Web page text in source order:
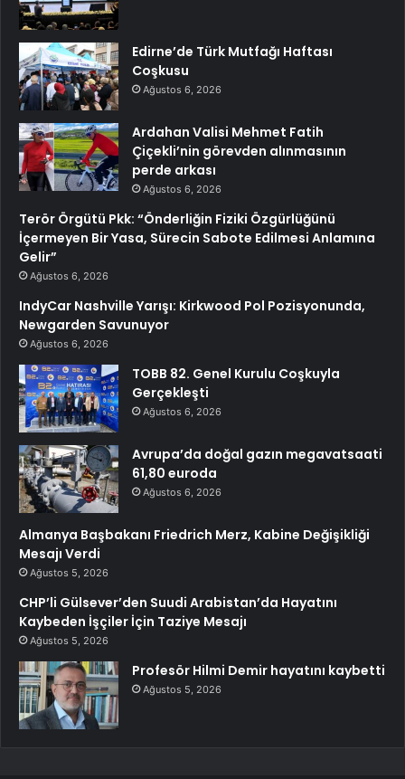
Edirne’de Türk Mutfağı Haftası
Coşkusu
Ağustos 6, 2026
Ardahan Valisi Mehmet Fatih
Çiçekli’nin görevden alınmasının
perde arkası
Ağustos 6, 2026
Terör Örgütü Pkk: “Önderliğin Fiziki Özgürlüğünü
İçermeyen Bir Yasa, Sürecin Sabote Edilmesi Anlamına
Gelir”
Ağustos 6, 2026
IndyCar Nashville Yarışı: Kirkwood Pol Pozisyonunda,
Newgarden Savunuyor
Ağustos 6, 2026
TOBB 82. Genel Kurulu Coşkuyla
Gerçekleşti
Ağustos 6, 2026
Avrupa’da doğal gazın megavatsaati
61,80 euroda
Ağustos 6, 2026
Almanya Başbakanı Friedrich Merz, Kabine Değişikliği
Mesajı Verdi
Ağustos 5, 2026
CHP’li Gülsever’den Suudi Arabistan’da Hayatını
Kaybeden İşçiler İçin Taziye Mesajı
Ağustos 5, 2026
Profesör Hilmi Demir hayatını kaybetti
Ağustos 5, 2026